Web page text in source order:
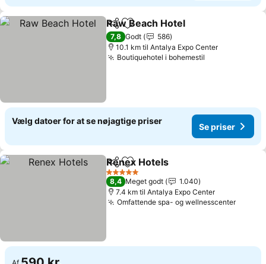
Del Føj til favoritter
Raw Beach Hotel
7,8 Godt
586
10.1 km til Antalya Expo Center
Boutiquehotel i bohemestil
Vælg datoer for at se nøjagtige priser
Se priser
Del Føj til favoritter
Renex Hotels
5 Stjerner
8,4 Meget godt
1.040
7.4 km til Antalya Expo Center
Omfattende spa- og wellnesscenter
Af